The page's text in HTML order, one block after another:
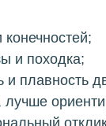
и походка;
и плавность